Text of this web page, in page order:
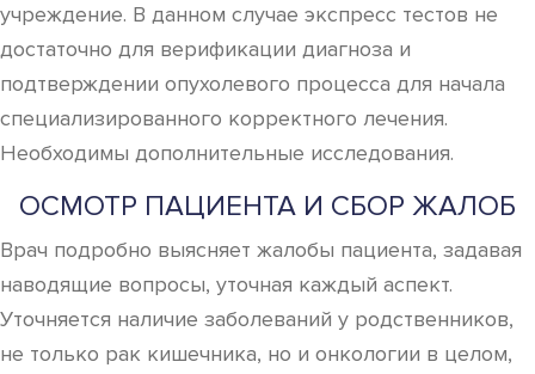
учреждение. В данном случае экспресс тестов не
достаточно для верификации диагноза и
подтверждении опухолевого процесса для начала
специализированного корректного лечения.
Необходимы дополнительные исследования.
ОСМОТР ПАЦИЕНТА И СБОР ЖАЛОБ
Врач подробно выясняет жалобы пациента, задавая
наводящие вопросы, уточная каждый аспект.
Уточняется наличие заболеваний у родственников,
не только рак кишечника, но и онкологии в целом,